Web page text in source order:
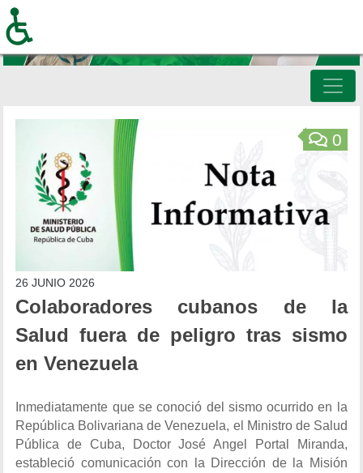
principal
Inicio 0
26 JUNIO 2026
Colaboradores cubanos de la
Salud fuera de peligro tras sismo
en Venezuela
Inmediatamente que se conoció del sismo ocurrido en la
República Bolivariana de Venezuela, el Ministro de Salud
Pública de Cuba, Doctor José Angel Portal Miranda,
estableció comunicación con la Dirección de la Misión